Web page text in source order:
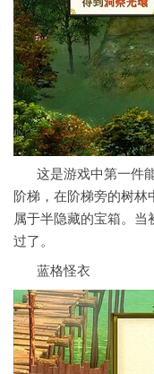
这是游戏中第一件
阶梯，在阶梯旁的树林
属于半隐藏的宝箱。
过了。
蓝格怪衣